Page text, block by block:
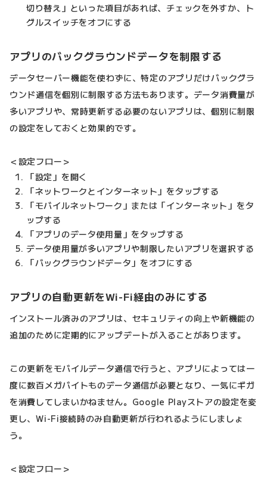
切り替え」といった項目があれば、チェックを外すか、ト
グルスイッチをオフにする
アプリのバックグラウンドデータを制限する
データセーバー機能を使わずに、特定のアプリだけバックグラ
ウンド通信を個別に制限する方法もあります。データ消費量が
多いアプリや、常時更新する必要のないアプリは、個別に制限
の設定をしておくと効果的です。
＜設定フロー＞
「設定」を開く
「ネットワークとインターネット」をタップする
「モバイルネットワーク」または「インターネット」をタ
ップする
「アプリのデータ使用量」をタップする
データ使用量が多いアプリや制限したいアプリを選択する
「バックグラウンドデータ」をオフにする
アプリの自動更新をWi-Fi経由のみにする
インストール済みのアプリは、セキュリティの向上や新機能の
追加のために定期的にアップデートが入ることがあります。
この更新をモバイルデータ通信で行うと、アプリによっては一
度に数百メガバイトものデータ通信が必要となり、一気にギガ
を消費してしまいかねません。Google Playストアの設定を変
更し、Wi-Fi接続時のみ自動更新が行われるようにしましょ
う。
＜設定フロー＞